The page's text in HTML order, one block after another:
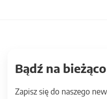
Bądź na
Zapisz się do naszego